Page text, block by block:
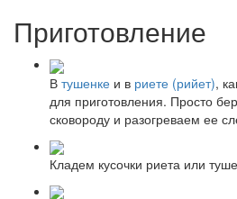
Приготовление
В тушенке и в риете (рийет),
для приготовления. Просто
сковороду и разогреваем ее
Кладем кусочки риета или